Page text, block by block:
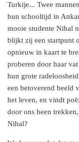
Turkije... Twee
hun schooltijd in
mooie studente Nihal
blijkt zij een startpunt
opnieuw in kaart te
proberen door haar
hun grote
een betoverend beeld
het leven, en vindt
door ons heen
Nihal?